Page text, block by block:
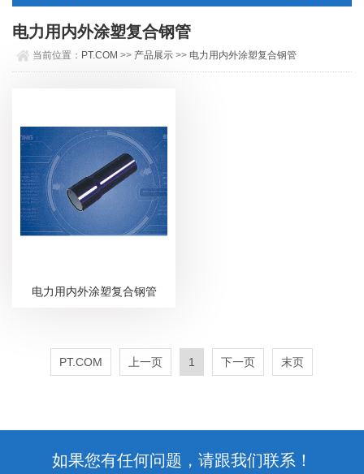
电力用内外涂塑复合钢管
当前位置： PT.COM >> 产品展示 >> 电力用内外涂塑复合钢管
电力用内外涂塑复合钢管
PT.COM 上一页 1 下一页 末页
如果您有任何问题，请跟我们联系！